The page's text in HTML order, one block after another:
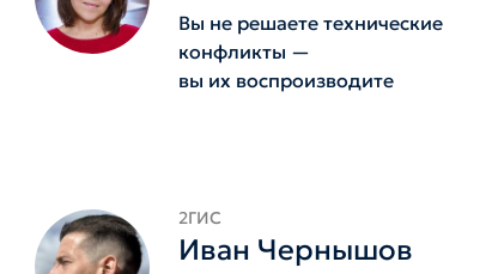
Вы не решаете технические
конфликты —
вы их воспроизводите
2ГИС
Иван Чернышов